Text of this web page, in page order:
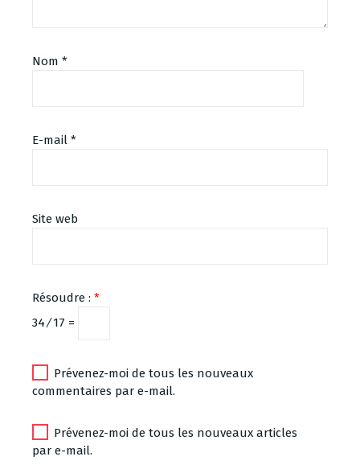
Nom *
E-mail *
Site web
Résoudre : *
34 ⁄ 17 =
Prévenez-moi de tous les nouveaux
commentaires par e-mail.
Prévenez-moi de tous les nouveaux articles
par e-mail.